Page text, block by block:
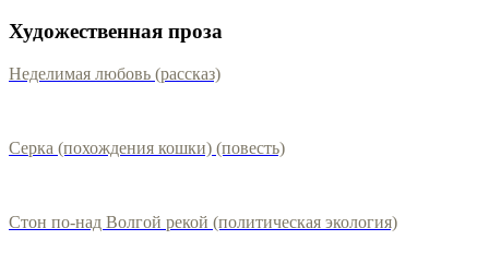
Художественная проза
Неделимая любовь (рассказ)
Серка (похождения кошки) (повесть)
Стон по-над Волгой рекой (политическая экология)